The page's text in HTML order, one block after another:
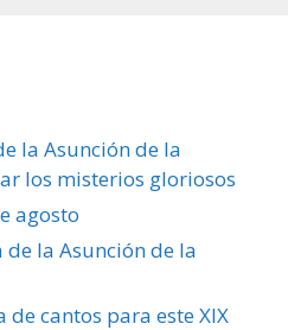
la Asunción de la
los misterios gloriosos
agosto
la Asunción de la
de cantos para este XIX